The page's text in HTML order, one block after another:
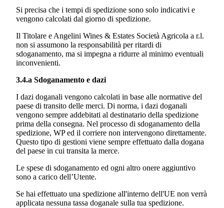
Si precisa che i tempi di spedizione sono solo indicativi e
vengono calcolati dal giorno di spedizione.
Il Titolare e Angelini Wines & Estates Società Agricola a r.l.
non si assumono la responsabilità per ritardi di
sdoganamento, ma si impegna a ridurre al minimo eventuali
inconvenienti.
3.4.a Sdoganamento e dazi
I dazi doganali vengono calcolati in base alle normative del
paese di transito delle merci. Di norma, i dazi doganali
vengono sempre addebitati al destinatario della spedizione
prima della consegna. Nel processo di sdoganamento della
spedizione, WP ed il corriere non intervengono direttamente.
Questo tipo di gestioni viene sempre effettuato dalla dogana
del paese in cui transita la merce.
Le spese di sdoganamento ed ogni altro onere aggiuntivo
sono a carico dell’Utente.
Se hai effettuato una spedizione all'interno dell'UE non verrà
applicata nessuna tassa doganale sulla tua spedizione.